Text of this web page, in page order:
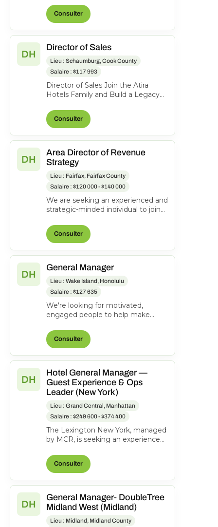
Exempt Status: F ull-time...
Consulter
DH
Director of Sales
Lieu : Schaumburg, Cook County
Salaire : $117 993
Director of Sales Join the Atira
Hotels Family and Build a Legacy
Place Schaumbu...
Consulter
DH
Area Director of Revenue
Strategy
Lieu : Fairfax, Fairfax County
Salaire : $120 000 - $140 000
We are seeking an experienced and
strategic-minded individual to join
Revenue Strateg...
Consulter
DH
General Manager
Lieu : Wake Island, Honolulu
Salaire : $127 635
We're looking for motivated,
engaged people to help make
Manages and directs the operatio...
Consulter
DH
Hotel General Manager —
Guest Experience & Ops
Leader (New York)
Lieu : Grand Central, Manhattan
Salaire : $249 600 - $374 400
The Lexington New York, managed
by MCR, is seeking an experienced
operations, ensuri...
Consulter
DH
General Manager- DoubleTree
Midland West (Midland)
Lieu : Midland, Midland County